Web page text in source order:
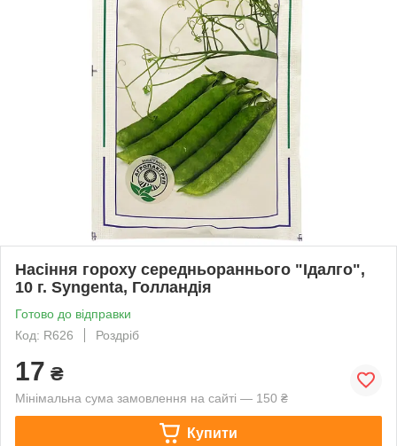
Насіння гороху середньораннього "Ідалго",
10 г. Syngenta, Голландія
Готово до відправки
Код: R626
Роздріб
17 ₴
Мінімальна сума замовлення на сайті — 150 ₴
Купити